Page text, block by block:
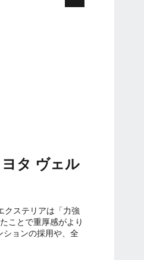
タ ヴェル
クステリアは「力強
ことで重厚感がより
ションの採用や、全